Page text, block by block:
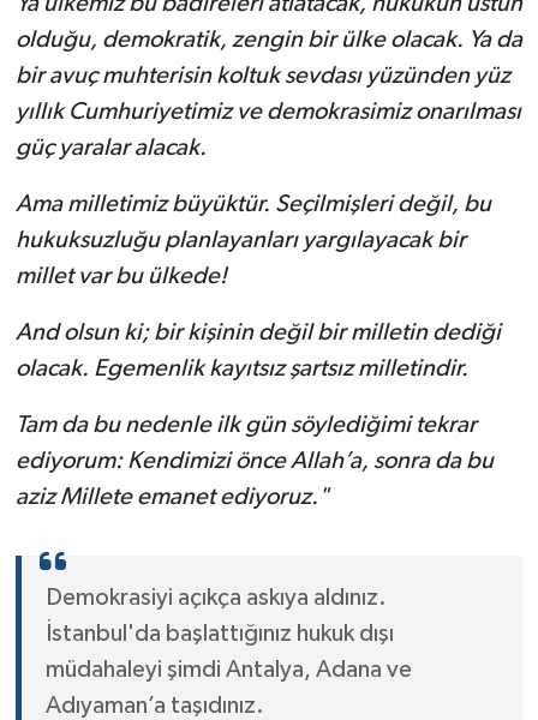
olduğu, demokratik, zengin bir ülke olacak. Ya da
bir avuç muhterisin koltuk sevdası yüzünden yüz
yıllık Cumhuriyetimiz ve demokrasimiz onarılması
güç yaralar alacak.
Ama milletimiz büyüktür. Seçilmişleri değil, bu
hukuksuzluğu planlayanları yargılayacak bir
millet var bu ülkede!
And olsun ki; bir kişinin değil bir milletin dediği
olacak. Egemenlik kayıtsız şartsız milletindir.
Tam da bu nedenle ilk gün söylediğimi tekrar
ediyorum: Kendimizi önce Allah’a, sonra da bu
aziz Millete emanet ediyoruz."
Demokrasiyi açıkça askıya aldınız.
İstanbul'da başlattığınız hukuk dışı
müdahaleyi şimdi Antalya, Adana ve
Adıyaman’a taşıdınız.